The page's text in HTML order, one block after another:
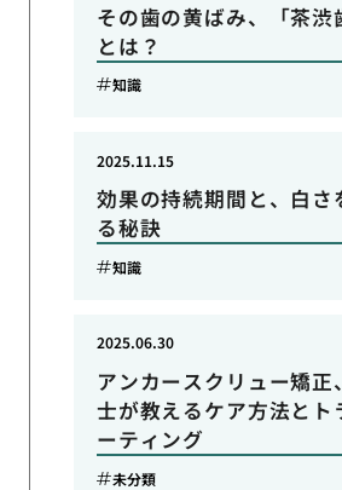
その歯の黄ばみ、「茶渋
とは？
知識
効果の持続期間と、白さ
る秘訣
2025.11.15
知識
アンカースクリュー矯正
士が教えるケア方法とト
ーティング
2025.06.30
未分類